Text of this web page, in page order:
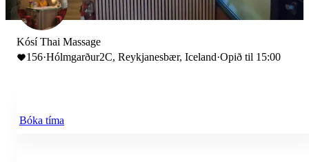
Kósí Thai Massage
156·Hólmgarður2C, Reykjanesbær, Iceland·Opið til 15:00
Bóka tíma